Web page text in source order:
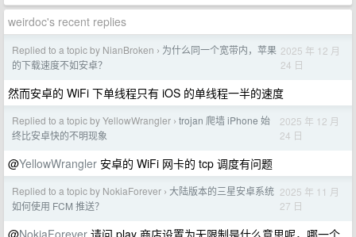
weirdoc's recent replies
Replied to a topic by NianBroken › 为什么同一个宽带内，苹果
的下载速度不如安卓？
2025 年 12 月
24 日
然而安卓的 WiFi 下单线程只有 iOS 的单线程一半的速度
Replied to a topic by YellowWrangler › trojan 爬墙 iPhone 始
终比安卓快的不明现象
2025 年 12 月
24 日
@YellowWrangler 安卓的 WiFi 网卡的 tcp 调度有问题
Replied to a topic by NokiaForever › 大陆版本的三星安卓系统
如何使用 FCM 推送？
2025 年 11 月
27 日
@NokiaForever 请问 play 商店设置为无限制是什么意思呢，哪一个